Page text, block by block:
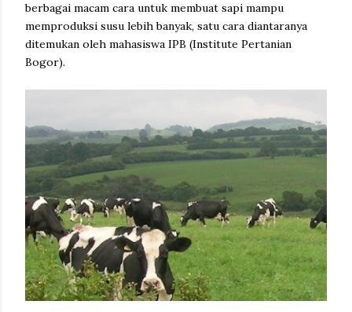
berbagai macam cara untuk membuat sapi mampu
memproduksi susu lebih banyak, satu cara diantaranya
ditemukan oleh mahasiswa IPB (Institute Pertanian
Bogor).